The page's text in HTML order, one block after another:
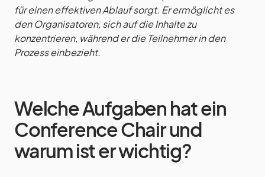
für einen effektiven Ablauf sorgt. Er ermöglicht es
den Organisatoren, sich auf die Inhalte zu
konzentrieren, während er die Teilnehmer in den
Prozess einbezieht.
Welche Aufgaben hat ein
Conference Chair und
warum ist er wichtig?